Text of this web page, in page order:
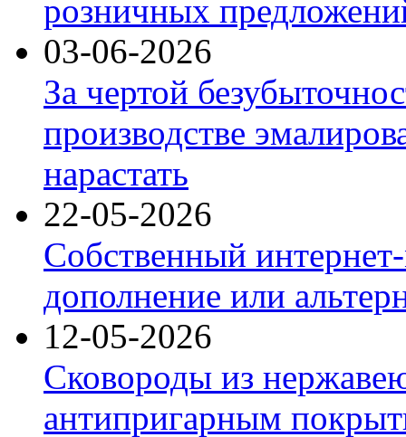
розничных
03-06-2026
За чертой
производстве
нарастать
22-05-2026
Собственный
дополнение или
12-05-2026
Сковороды из
антипригарным